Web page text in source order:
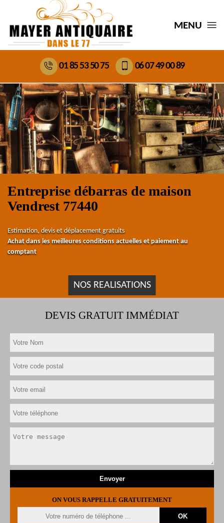
MENU
01 85 53 50 75 06 07 49 00 89
Entreprise débarras de maison
Vendrest 77440
Estimation, devis et déplacement gratuits
Achat dans les meilleures conditions actuelles et paiement au
comptant
NOS REALISATIONS
DEVIS GRATUIT IMMÉDIAT
ON VOUS RAPPELLE GRATUITEMENT